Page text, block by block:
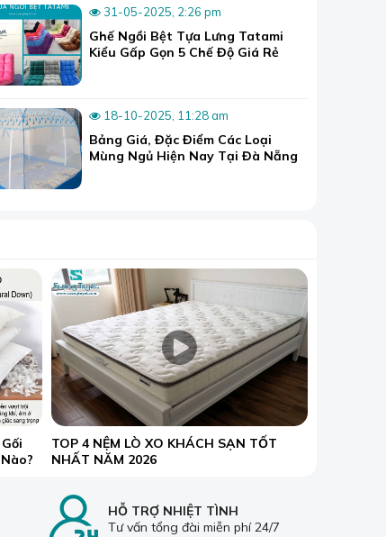
31-05-2025, 2:26 pm
Ghế Ngồi Bệt Tựa Lưng Tatami
Kiểu Gấp Gọn 5 Chế Độ Giá Rẻ
18-10-2025, 11:28 am
Bảng Giá, Đặc Điểm Các Loại
Mùng Ngủ Hiện Nay Tại Đà Nẵng
TOP 4 NỆM LÒ XO KHÁCH SẠN TỐT
NHẤT NĂM 2026
HỖ TRỢ NHIỆT TÌNH
Tư vấn tổng đài miễn phí 24/7